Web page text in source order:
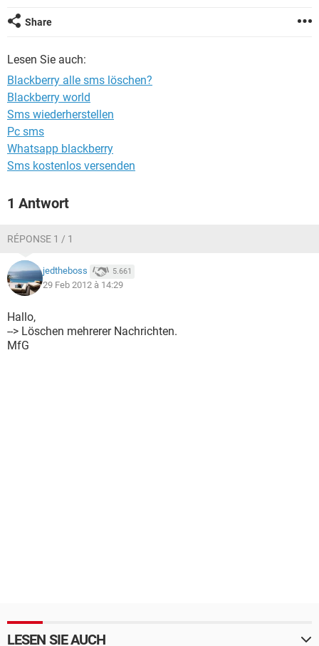
FACEBOOK
Share
Lesen Sie auch:
Blackberry alle sms löschen?
Blackberry world
Sms wiederherstellen
Pc sms
Whatsapp blackberry
Sms kostenlos versenden
1 Antwort
RÉPONSE 1 / 1
jedtheboss 5.661
29 Feb 2012 à 14:29
Hallo,
--> Löschen mehrerer Nachrichten.
MfG
LESEN SIE AUCH